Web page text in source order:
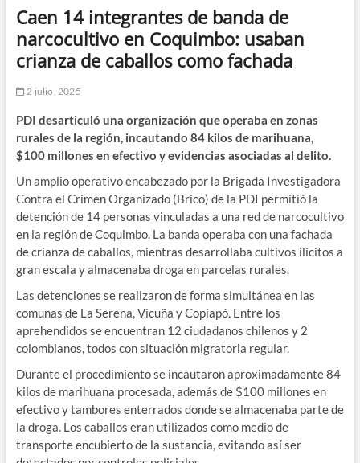
Caen 14 integrantes de banda de
narcocultivo en Coquimbo: usaban
crianza de caballos como fachada
2 julio, 2025
PDI desarticuló una organización que operaba en zonas
rurales de la región, incautando 84 kilos de marihuana,
$100 millones en efectivo y evidencias asociadas al delito.
Un amplio operativo encabezado por la Brigada Investigadora
Contra el Crimen Organizado (Brico) de la PDI permitió la
detención de 14 personas vinculadas a una red de narcocultivo
en la región de Coquimbo. La banda operaba con una fachada
de crianza de caballos, mientras desarrollaba cultivos ilícitos a
gran escala y almacenaba droga en parcelas rurales.
Las detenciones se realizaron de forma simultánea en las
comunas de La Serena, Vicuña y Copiapó. Entre los
aprehendidos se encuentran 12 ciudadanos chilenos y 2
colombianos, todos con situación migratoria regular.
Durante el procedimiento se incautaron aproximadamente 84
kilos de marihuana procesada, además de $100 millones en
efectivo y tambores enterrados donde se almacenaba parte de
la droga. Los caballos eran utilizados como medio de
transporte encubierto de la sustancia, evitando así ser